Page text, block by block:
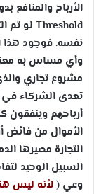
الأرباح والمنافع
Threshold لو تم
نفسه. فوجود هذا
وأي مساس به
مشروع تجاري
تعدى الشركاء في
أرباحهم وينفقون
الأموال من فائض
التجارة مصيرها
السبيل الوحيد
وعي (لأنه ليس